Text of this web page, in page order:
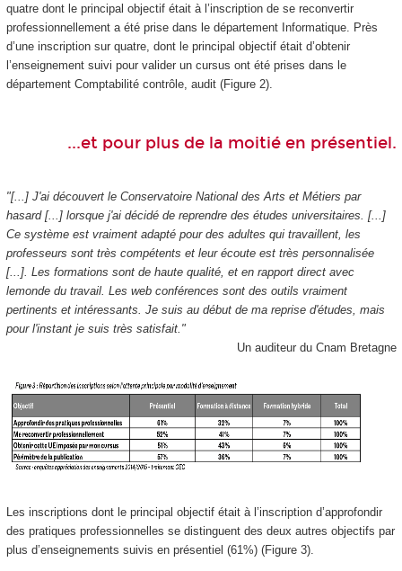
quatre dont le principal objectif était à l’inscription de se reconvertir
professionnellement a été prise dans le département Informatique. Près
d’une inscription sur quatre, dont le principal objectif était d’obtenir
l’enseignement suivi pour valider un cursus ont été prises dans le
département Comptabilité contrôle, audit (Figure 2).
...et pour plus de la moitié en présentiel.
"[...] J'ai découvert le Conservatoire National des Arts et Métiers par
hasard [...] lorsque j'ai décidé de reprendre des études universitaires. [...]
Ce système est vraiment adapté pour des adultes qui travaillent, les
professeurs sont très compétents et leur écoute est très personnalisée
[...]. Les formations sont de haute qualité, et en rapport direct avec
lemonde du travail. Les web conférences sont des outils vraiment
pertinents et intéressants. Je suis au début de ma reprise d'études, mais
pour l'instant je suis très satisfait."
Un auditeur du Cnam Bretagne
Les inscriptions dont le principal objectif était à l’inscription d’approfondir
des pratiques professionnelles se distinguent des deux autres objectifs par
plus d’enseignements suivis en présentiel (61%) (Figure 3).